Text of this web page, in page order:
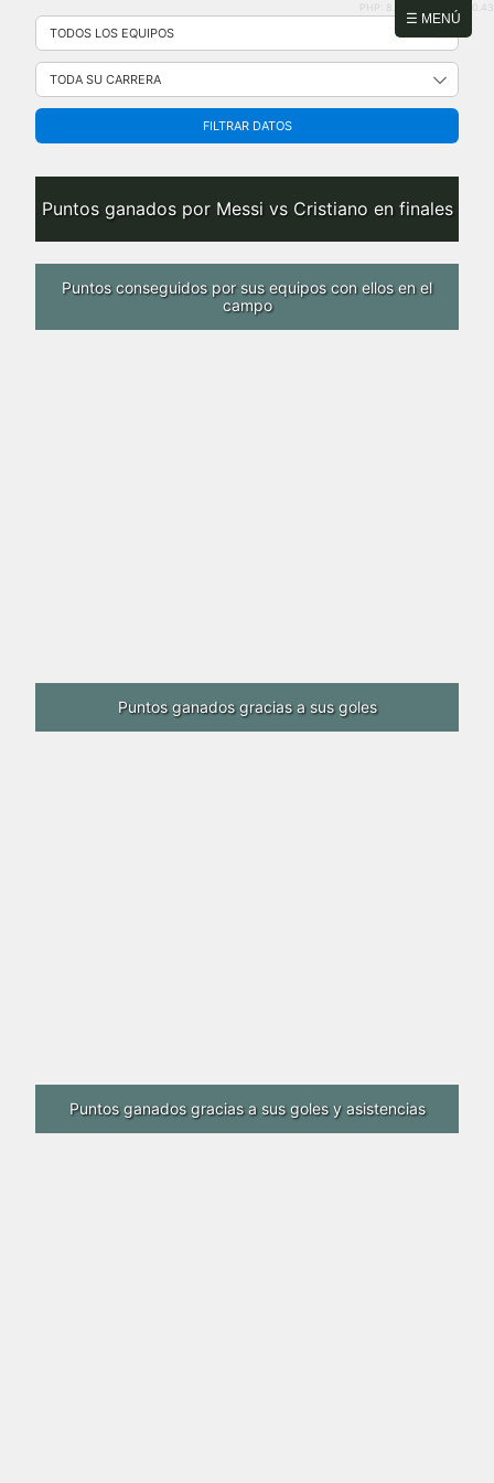
☰ MENÚ
Saltar
contenido
PHP: 8.2.31 | MySQL: 8.0.43
FILTRAR DATOS
Puntos ganados por Messi vs Cristiano en finales
Puntos conseguidos por sus equipos con ellos en el
campo
Puntos ganados gracias a sus goles
Puntos ganados gracias a sus goles y asistencias